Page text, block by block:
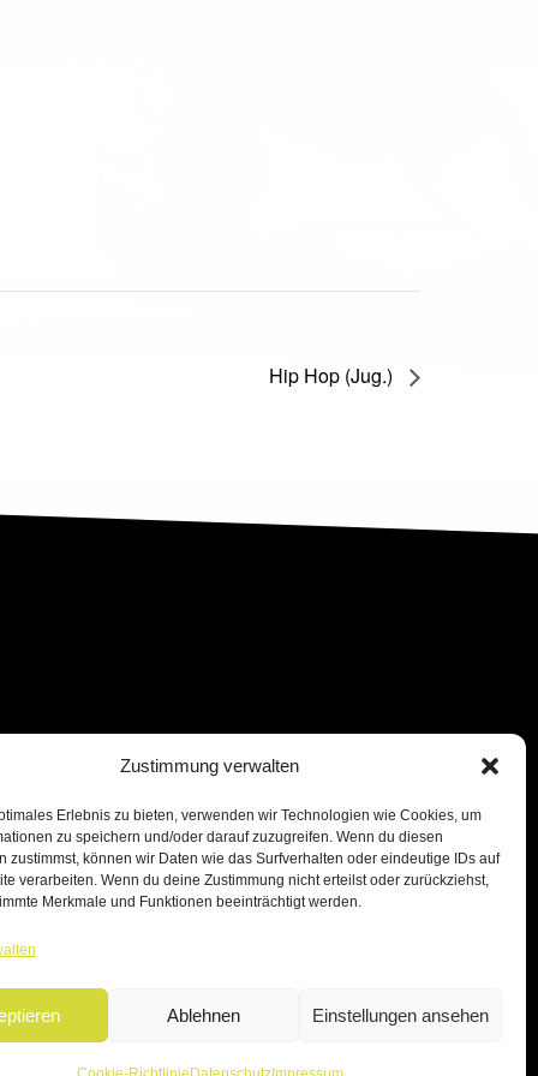
Zustimmung verwalten
Erlebnis zu bieten, verwenden wir Technologien wie Cookies, um
zu speichern und/oder darauf zuzugreifen. Wenn du diesen
zustimmst, können wir Daten wie das Surfverhalten oder eindeutige IDs auf
verarbeiten. Wenn du deine Zustimmung nicht erteilst oder zurückziehst,
Merkmale und Funktionen beeinträchtigt werden.
Ablehnen Einstellungen ansehen
Hip Hop (Jug.)